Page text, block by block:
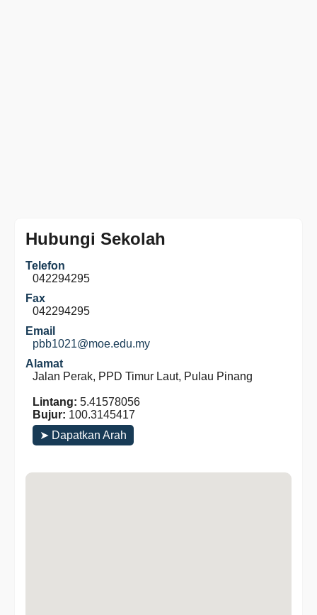
Hubungi Sekolah
Telefon
042294295
Fax
042294295
Email
pbb1021@moe.edu.my
Alamat
Jalan Perak, PPD Timur Laut, Pulau Pinang
Lintang: 5.41578056
Bujur: 100.3145417
➤ Dapatkan Arah